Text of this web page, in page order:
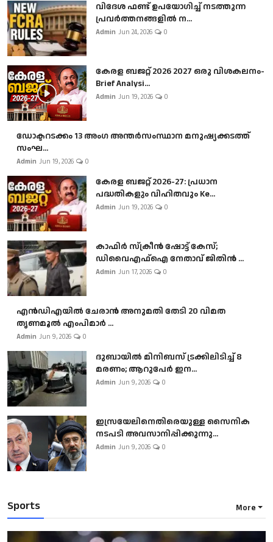
വിദേശ ഫണ്ട് ഉപയോഗിച്ച് നടത്തുന്ന
പ്രവർത്തനങ്ങളിൽ ന...
Admin Jun 24, 2026 0
കേരള ബജറ്റ് 2026 2027 ഒരു വിശകലനം-
Brief Analysi...
Admin Jun 19, 2026 0
ഡോക്ടറടക്കം 13 അംഗ അന്തർസംസ്ഥാന മനുഷ്യക്കടത്ത്
സംഘ...
Admin Jun 19, 2026 0
കേരള ബജറ്റ് 2026-27: പ്രധാന
പദ്ധതികളും വിഹിതവും Ke...
Admin Jun 19, 2026 0
കാഫിർ സ്‌ക്രീൻ ഷോട്ട് കേസ്;
ഡിവൈഎഫ്ഐ നേതാവ് ജിതിൻ ...
Admin Jun 17, 2026 0
എൻഡിഎയിൽ ചേരാൻ അനുമതി തേടി 20 വിമത
തൃണമൂൽ എംപിമാർ ...
Admin Jun 9, 2026 0
ദുബായിൽ മിനിബസ്​ ട്രക്കിലിടിച്ച് 8
മരണം; ആറുപേർ ഇന...
Admin Jun 9, 2026 0
ഇസ്രയേലിനെതിരെയുള്ള സൈനിക
നടപടി അവസാനിപ്പിക്കുന്നു...
Admin Jun 9, 2026 0
Sports More